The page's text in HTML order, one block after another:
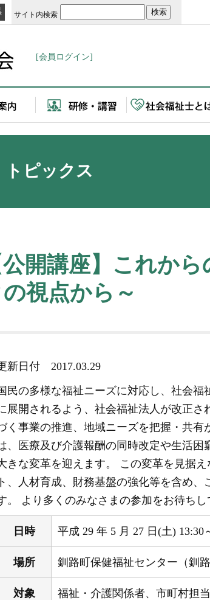
サイト内検索
[会員ログイン]
トピックス
公開講座】これか
視点から～
新日付 2017.03.29
民の多様な福祉ニーズに対応し、社会
展開されるよう、社会福祉法人が改正
く事業の推進、地域ニーズを把握・共
、医療及び介護報酬の同時改定や生活困
きな変革を迎えます。 この変革を見据
ト、人材育成、財務基盤の強化等を含め
。 より多くのみなさまの参加をお待ちし
日時 平成 29 年 5 月 27 日(土) 13:30
場所 釧路町保健福祉センター（釧
対象 福祉・介護関係者、市町村担当